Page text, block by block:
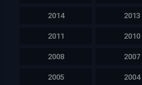
2014 2013
2011 2010
2008 2007
2005 2004